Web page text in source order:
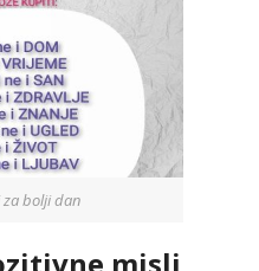
za bolji dan
misli